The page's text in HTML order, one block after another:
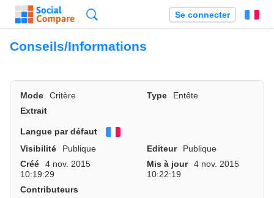
Se connecter
Conseils/Informations
Mode Critère Type
Entête
Extrait
Langue par défaut
Visibilité
Publique Editeur
Publique
Créé
4 nov. 2015
10:19:29
Mis à jour
4 nov. 2015
10:22:19
Contributeurs